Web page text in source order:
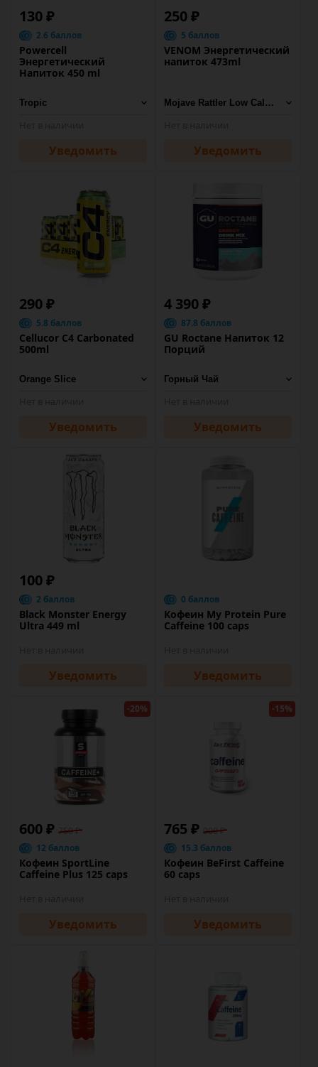
130 ₽
2.6 баллов
Powercell
Энергетический
Напиток 450 ml
Уведомить
250 ₽
5 баллов
VENOM Энергетический
напиток 473ml
Уведомить
290 ₽
5.8 баллов
Cellucor C4 Carbonated
500ml
Уведомить
4 390 ₽
87.8 баллов
GU Roctane Напиток 12
Порций
Уведомить
100 ₽
2 баллов
Black Monster Energy
Ultra 449 ml
Уведомить
0 баллов
Кофеин My Protein Pure
Caffeine 100 caps
Уведомить
-20%
600 ₽ 750 ₽
12 баллов
Кофеин SportLine
Caffeine Plus 125 caps
Уведомить
-15%
765 ₽ 900 ₽
15.3 баллов
Кофеин BeFirst Caffeine
60 caps
Уведомить